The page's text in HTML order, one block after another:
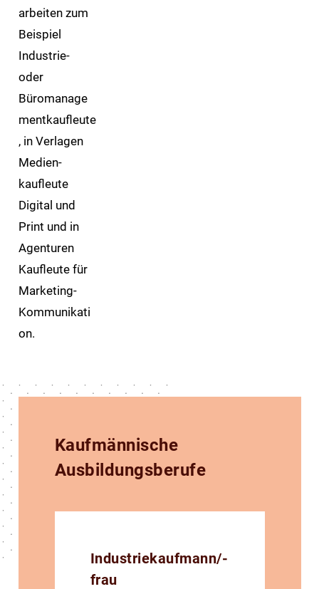
arbeiten zum
Beispiel
Industrie-
oder
Büromanage
mentkaufleute
, in Verlagen
Medien­
kaufleute
Digital und
Print und in
Agenturen
Kaufleute für
Marketing-
Kommunikati
on.
Kaufmännische
Ausbildungsberufe
Industriekaufmann/-
frau